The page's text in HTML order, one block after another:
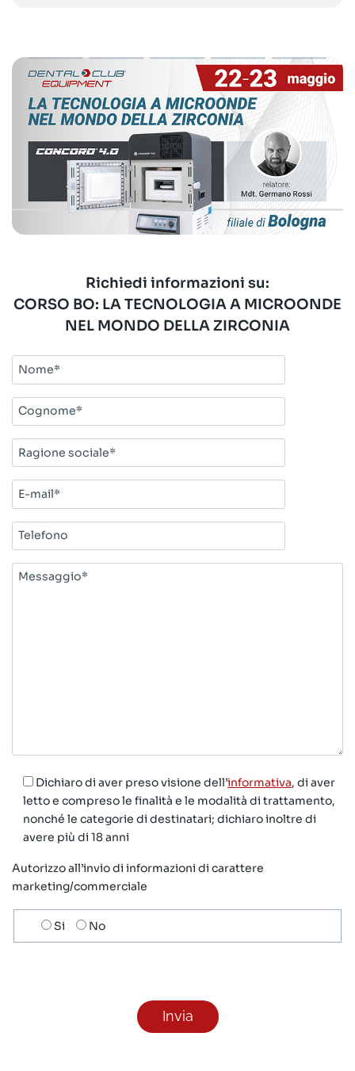
Richiedi informazioni su:
CORSO BO: LA TECNOLOGIA A MICROONDE
NEL MONDO DELLA ZIRCONIA
Nome*
Cognome*
Ragione
sociale*
E-
mail*
Telefono
Messaggio*
Dichiaro di aver preso visione dell’informativa, di aver
letto e compreso le finalità e le modalità di trattamento,
nonché le categorie di destinatari; dichiaro inoltre di
avere più di 18 anni
Autorizzo all’invio di informazioni di carattere
marketing/commerciale
Scelta
invio
Si No